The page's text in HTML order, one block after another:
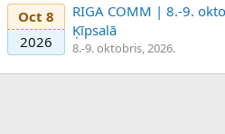
Oct 8
2026
RIGA COMM | 8.-9.
Ķīpsalā
8.-9. oktobris, 2026.